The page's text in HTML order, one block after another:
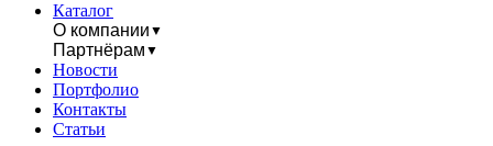
Каталог
О компании ▼
Партнёрам ▼
Новости
Портфолио
Контакты
Статьи